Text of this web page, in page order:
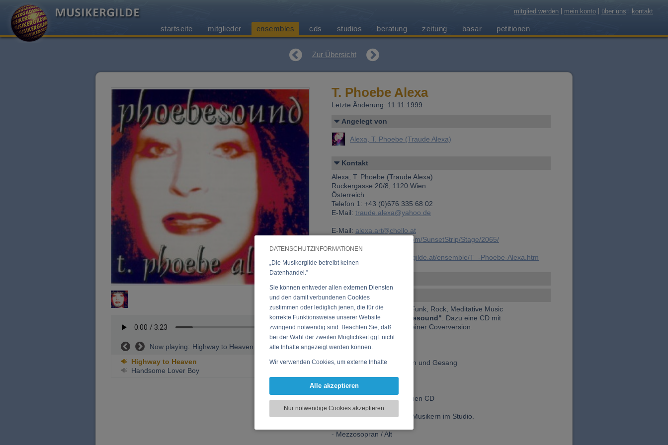
DATENSCHUTZINFORMATIONEN
„Die Musikergilde betreibt keinen
Datenhandel.”
Sie können entweder allen externen Diensten
und den damit verbundenen Cookies
zustimmen oder lediglich jenen, die für die
korrekte Funktionsweise unserer Website
zwingend notwendig sind. Beachten Sie, daß
bei der Wahl der zweiten Möglichkeit ggf. nicht
alle Inhalte angezeigt werden können.
Wir verwenden Cookies, um externe Inhalte
Funktionen für soziale Medien anbieten zu
zu analysieren. Dabei werden ggf.
Informationen zu Ihrer Verwendung unserer
soziale Medien, Werbung und Analysen
Alle akzeptieren
Nur notwendige Cookies akzeptieren
mitglied werden mein konto über uns kontakt
startseite mitglieder ensembles cds studios beratung zeitung basar petitionen
Zur Übersicht
Now playing: Highway to Heaven
Highway to Heaven
Handsome Lover Boy
T. Phoebe Alexa
Letzte Änderung: 11.11.1999
Angelegt von
Alexa, T. Phoebe (Traude Alexa)
Kontakt
Alexa, T. Phoebe (Traude Alexa)
Ruckergasse 20/8, 1120 Wien
Österreich
Telefon 1: +43 (0)676 335 68 02
E-Mail: traude.alexa@yahoo.de
E-Mail: alexa.art@chello.at
www.geocities.com/SunsetStrip/Stage/2065/
https://www.musikergilde.at/ensemble/T_-Phoebe-Alexa.htm
Ensemble-Details
Singer/Songwriter - Pop, Funk, Rock, Meditative Music
- Eigenes Projekt
"Phoebesound" . Dazu eine CD mit
Eigenkompositionen und einer Coverversion.
- CD "Made in Vienna"
- Filmmmusik; Komposition und Gesang
- Derzeit Arbeit an der neuen CD
- Support von namhaften Musikern im Studio.
- Mezzosopran / Alt